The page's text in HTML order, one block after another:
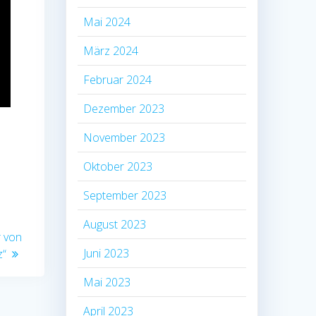
von
Mai 2024
März 2024
Februar 2024
Dezember 2023
November 2023
Oktober 2023
September 2023
August 2023
Juni 2023
Mai 2023
April 2023